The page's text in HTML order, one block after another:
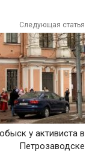
Следующая статья
у активиста в
Петрозаводске